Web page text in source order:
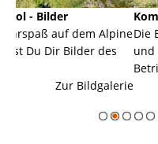
Alpine
des
Kombibahn
Die Bergbahn in
und sowohl im